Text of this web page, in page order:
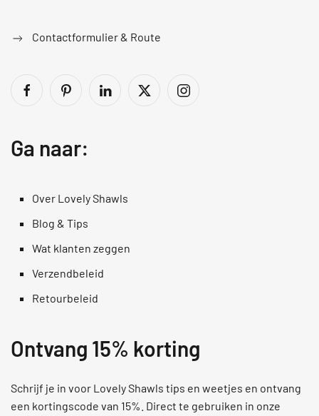
Contactformulier & Route
Ga naar:
Over Lovely Shawls
Blog & Tips
Wat klanten zeggen
Verzendbeleid
Retourbeleid
Ontvang 15% korting
Schrijf je in voor Lovely Shawls tips en weetjes en ontvang
een kortingscode van 15%. Direct te gebruiken in onze